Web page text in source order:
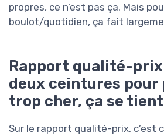
propres, ce n’est pas ça. Mais
boulot/quotidien, ça fait
Rapport qualité-prix
deux ceintures pour
trop cher, ça se tient
Sur le rapport qualité-prix, c’est